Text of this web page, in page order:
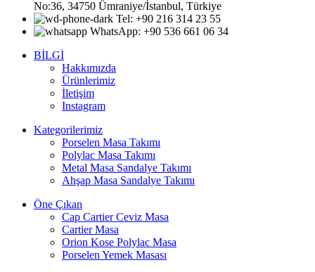
No:36, 34750 Ümraniye/İstanbul, Türkiye
Tel: +90 216 314 23 55
WhatsApp: +90 536 661 06 34
BİLGİ
Hakkımızda
Ürünlerimiz
İletişim
Instagram
Kategorilerimiz
Porselen Masa Takımı
Polylac Masa Takımı
Metal Masa Sandalye Takımı
Ahşap Masa Sandalye Takımı
Öne Çıkan
Cap Cartier Ceviz Masa
Cartier Masa
Orion Kose Polylac Masa
Porselen Yemek Masası